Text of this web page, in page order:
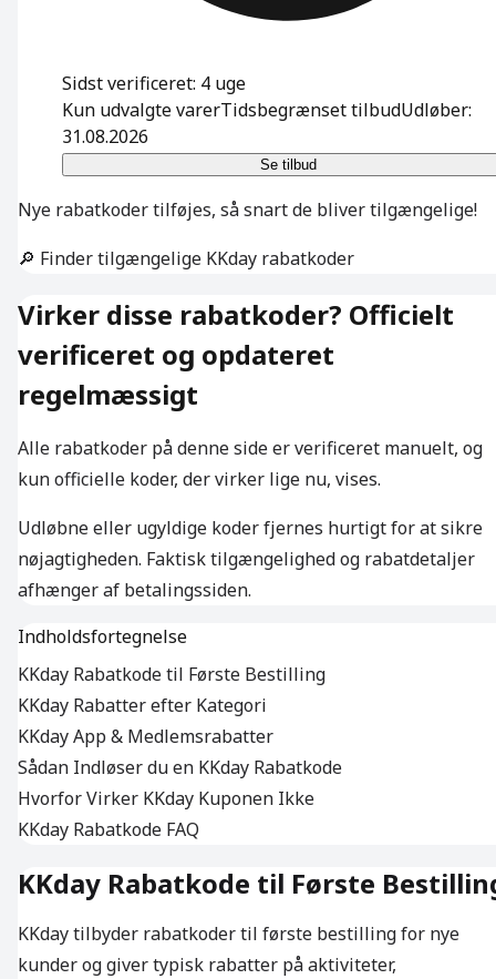
Sidst verificeret: 4 uge
Kun udvalgte varerTidsbegrænset tilbudUdløber:
31.08.2026
Se tilbud
Nye rabatkoder tilføjes, så snart de bliver tilgængelige!
🔎 Finder tilgængelige KKday rabatkoder
Virker disse rabatkoder? Officielt
verificeret og opdateret
regelmæssigt
Alle rabatkoder på denne side er verificeret manuelt, og
kun officielle koder, der virker lige nu, vises.
Udløbne eller ugyldige koder fjernes hurtigt for at sikre
nøjagtigheden. Faktisk tilgængelighed og rabatdetaljer
afhænger af betalingssiden.
Indholdsfortegnelse
KKday Rabatkode til Første Bestilling
KKday Rabatter efter Kategori
KKday App & Medlemsrabatter
Sådan Indløser du en KKday Rabatkode
Hvorfor Virker KKday Kuponen Ikke
KKday Rabatkode FAQ
KKday Rabatkode til Første
KKday tilbyder rabatkoder til første bestilling for nye
kunder og giver typisk rabatter på aktiviteter,